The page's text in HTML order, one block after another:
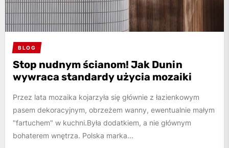
BLOG
Stop nudnym ścianom! Jak Dunin
wywraca standardy użycia mozaiki
Przez lata mozaika kojarzyła się głównie z łazienkowym
pasem dekoracyjnym, obrzeżem wanny, ewentualnie małym
"fartuchem" w kuchni.Była dodatkiem, a nie głównym
bohaterem wnętrza. Polska marka...